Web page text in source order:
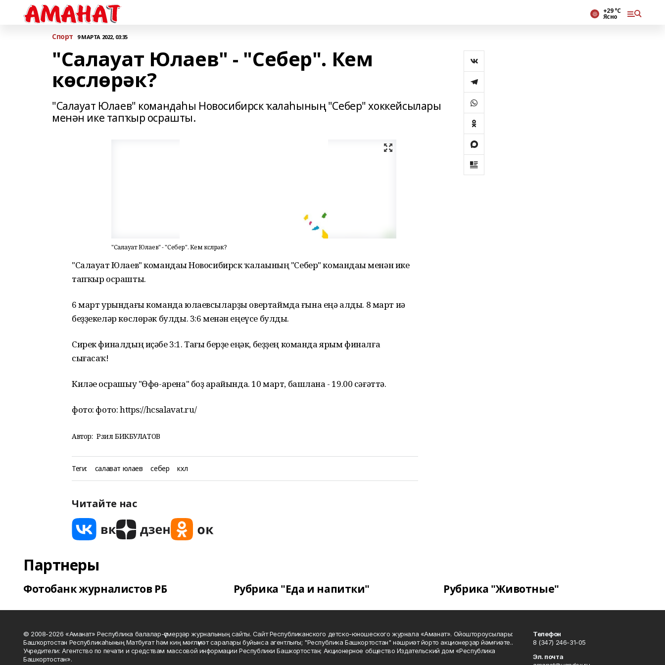
+29 °С
Ясно
Спорт 9 МАРТА 2022, 03:35
"Салауат Юлаев" - "Себер". Кем
көслөрәк?
"Салауат Юлаев" командаһы Новосибирск ҡалаһының "Себер" хоккейсылары
менән ике тапҡыр осрашты.
"Салауат Юлаев" - "Себер". Кем көслөрәк?
"Салауат Юлаев" командаһы Новосибирск ҡалаһының "Себер" командаһы менән ике
тапҡыр осрашты.
6 март урындағы команда юлаевсыларҙы овертаймда ғына еңә алды. 8 март иһә
беҙҙекеләр көслөрәк булды. 3:6 менән еңеүсе булды.
Сирек финалдың иҫәбе 3:1. Тағы берҙе еңһәк, беҙҙең команда ярым финалға
сығасаҡ!
Киләһе осрашыу "Өфө-арена" боҙ һарайында. 10 март, башлана - 19.00 сәғәттә.
фото: фото: https://hcsalavat.ru/
Автор: Рәзил БИКБУЛАТОВ
Теги: салават юлаев себер кхл
Читайте нас
Партнеры
Фотобанк журналистов РБ Рубрика "Еда и напитки" Рубрика "Животные"
© 2008-2026 «Аманат» Республика балалар-үҫмерҙәр журналының сайты. Сайт Республиканского детско-юношеского журнала «Аманат». Ойоштороусылары:
Башҡортостан Республикаһының Матбуғат һәм киң мәғлүмәт саралары буйынса агентлығы; "Республика Башкортостан" нәшриәт йорто акционерҙар йәмғиәте..
Учредители: Агентство по печати и средствам массовой информации Республики Башкортостан; Акционерное общество Издательский дом «Республика
Башкортостан».
Телефон
8 (347) 246-31-05
Эл. почта